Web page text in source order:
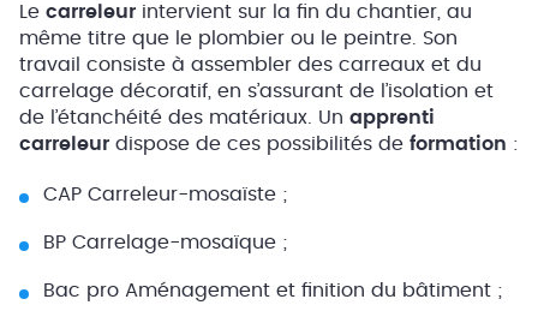
Le carreleur intervient sur la fin du chantier, au
même titre que le plombier ou le peintre. Son
travail consiste à assembler des carreaux et du
carrelage décoratif, en s’assurant de l’isolation et
de l’étanchéité des matériaux. Un apprenti
carreleur dispose de ces possibilités de formation :
CAP Carreleur-mosaïste ;
BP Carrelage-mosaïque ;
Bac pro Aménagement et finition du bâtiment ;